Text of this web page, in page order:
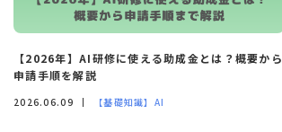
【2026年】AI研修に使える助成金とは？概要から
申請手順を解説
2026.06.09 【基礎知識】AI